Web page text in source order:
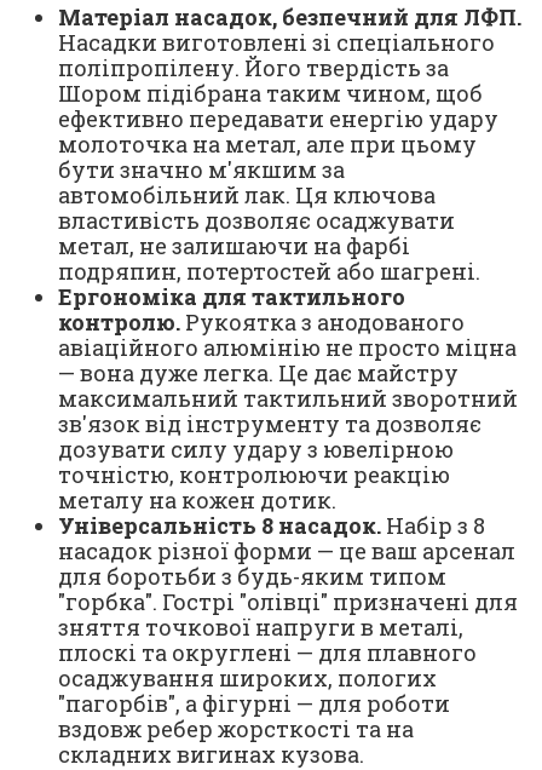
Матеріал насадок, безпечний для ЛФП.
Насадки виготовлені зі спеціального
поліпропілену. Його твердість за
Шором підібрана таким чином, щоб
ефективно передавати енергію удару
молоточка на метал, але при цьому
бути значно м'якшим за
автомобільний лак. Ця ключова
властивість дозволяє осаджувати
метал, не залишаючи на фарбі
подряпин, потертостей або шагрені.
Ергономіка для тактильного
контролю. Рукоятка з анодованого
авіаційного алюмінію не просто міцна
— вона дуже легка. Це дає майстру
максимальний тактильний зворотний
зв'язок від інструменту та дозволяє
дозувати силу удару з ювелірною
точністю, контролюючи реакцію
металу на кожен дотик.
Універсальність 8 насадок. Набір з 8
насадок різної форми — це ваш арсенал
для боротьби з будь-яким типом
"горбка". Гострі "олівці" призначені для
зняття точкової напруги в металі,
плоскі та округлені — для плавного
осаджування широких, пологих
"пагорбів", а фігурні — для роботи
вздовж ребер жорсткості та на
складних вигинах кузова.